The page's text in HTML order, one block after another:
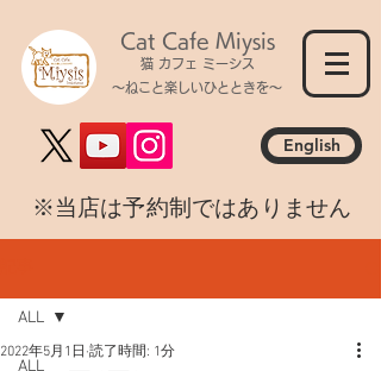
Cat Cafe Miysis
猫 カフェ ミーシス
～ねこと楽しいひとときを～
English
​※当店は予約制ではありません
ALL
ALL
2022年5月1日 読了時間: 1分